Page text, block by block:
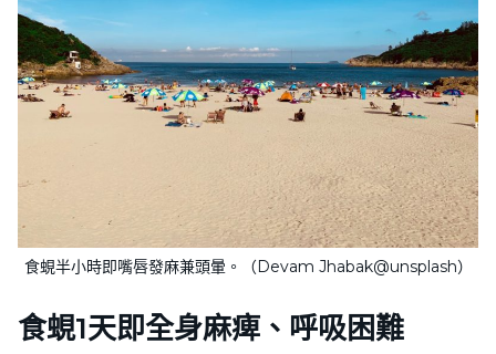
食蜆半小時即嘴唇發麻兼頭暈。（Devam Jhabak@unsplash）
食蜆1天即全身麻痺、呼吸困難